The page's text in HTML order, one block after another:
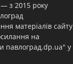
з 2015 року
матеріалів сайту
на
павлоград.dp.ua" у